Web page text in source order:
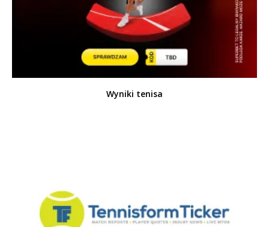
Wyniki tenisa